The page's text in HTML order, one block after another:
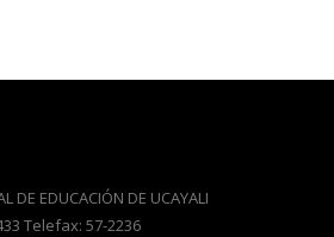
DE EDUCACIÓN DE UCAYALI
Telefax: 57-2236